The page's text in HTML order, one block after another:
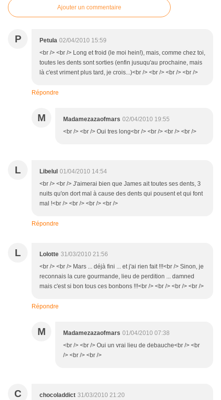
Ajouter un commentaire
P Petula 02/04/2010 15:59
<br /> <br /> Long et froid (le moi hein!), mais, comme chez toi,
toutes les dents sont sorties (enfin jusuqu'au prochaine, mais
là c'est vriment plus tard, je crois...)<br /> <br /> <br /> <br />
Répondre
M Madamezazaofmars 02/04/2010 19:55
<br /> <br /> Oui tres long<br /> <br /> <br /> <br />
L Libelul 01/04/2010 14:54
<br /> <br /> J'aimerai bien que James ait toutes ses dents, 3
nuits qu'on dort mal à cause des dents qui pousent et qui font
mal !<br /> <br /> <br /> <br />
Répondre
L Lolotte 31/03/2010 21:56
<br /> <br /> Mars ... déjà fini ... et j'ai rien fait !!!<br /> Sinon, je
reconnais la cure gourmande, lieu de perdition ... damned
mais c'est si bon tous ces bonbons !!!<br /> <br /> <br /> <br />
Répondre
M Madamezazaofmars 01/04/2010 07:38
<br /> <br /> Oui un vrai lieu de debauche<br /> <br
/> <br /> <br />
C chocoladdict 31/03/2010 21:20